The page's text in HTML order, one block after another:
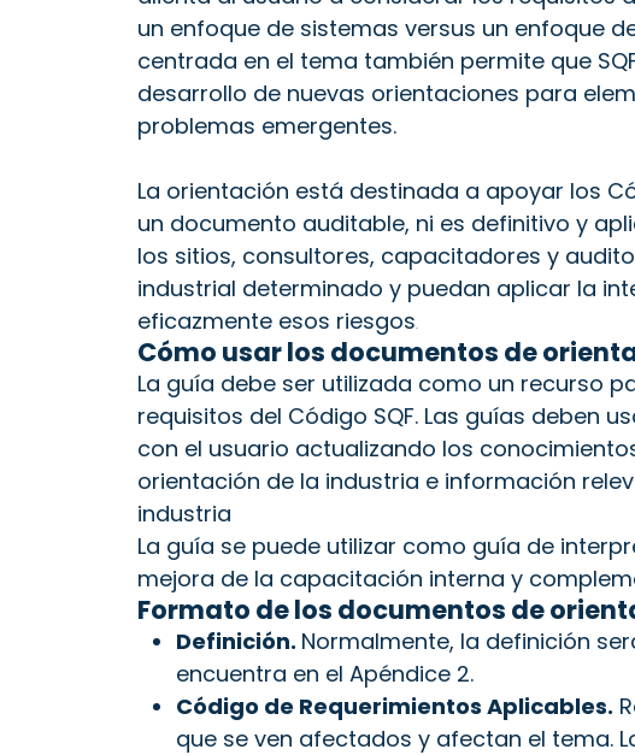
un enfoque de sistemas versus un enfoque
centrada en el tema también permite que
desarrollo de nuevas orientaciones para
problemas emergentes.
La orientación está destinada a apoyar los
un documento auditable, ni es definitivo y
los sitios, consultores, capacitadores y
industrial determinado y puedan aplicar la
eficazmente esos riesgos.
Cómo usar los documentos de
La guía debe ser utilizada como un recurso
requisitos del Código SQF. Las guías deben
con el usuario actualizando los
orientación de la industria e información
industria
La guía se puede utilizar como guía de
mejora de la capacitación interna y
Formato de los documentos de
Definición. Normalmente, la definición
encuentra en el Apéndice 2.
Código de Requerimientos Aplicables.
que se ven afectados y afectan el tema.